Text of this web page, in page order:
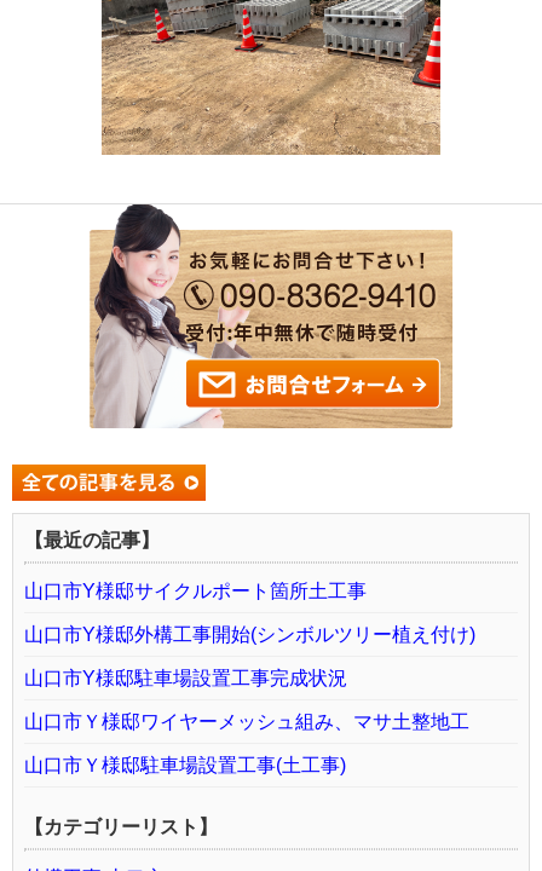
【最近の記事】
山口市Y様邸サイクルポート箇所土工事
山口市Y様邸外構工事開始(シンボルツリー植え付け)
山口市Y様邸駐車場設置工事完成状況
山口市Ｙ様邸ワイヤーメッシュ組み、マサ土整地工
山口市Ｙ様邸駐車場設置工事(土工事)
【カテゴリーリスト】